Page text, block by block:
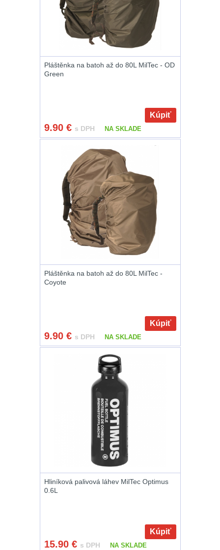
14
Doplňky k batohům535
Ramenní popruhy a
Kroužky, šňůrky,
koncovky25
105
Samonavíjecí
Nepromokavý potahy
Adaptéry
Taktická pera5
ZBRANIAM(663)
Montáže na zbraň
Pláštěnka na batoh až do 80L MilTec - OD
Green
Kúpiť
9.90 € s DPH NA SKLADE
Pláštěnka na batoh až do 80L MilTec -
Coyote
Kúpiť
9.90 € s DPH NA SKLADE
Hliníková palivová láhev MilTec Optimus
0.6L
Kúpiť
15.90 € s DPH NA SKLADE